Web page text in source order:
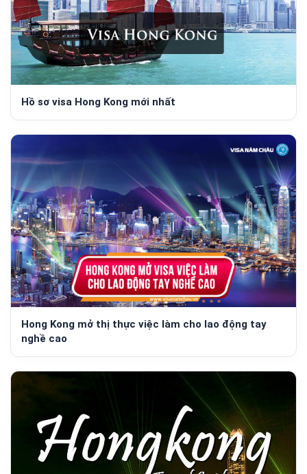
Hồ sơ visa Hong Kong mới nhất
Hong Kong mở thị thực việc làm cho lao động tay
nghề cao